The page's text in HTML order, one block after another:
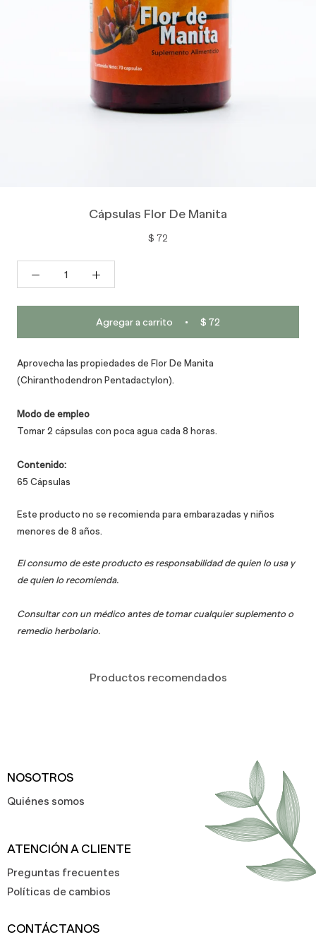
Cápsulas Flor De Manita
$ 72
Agregar a carrito $ 72
Aprovecha las propiedades de Flor De Manita
(Chiranthodendron Pentadactylon).
Modo de empleo
Tomar 2 cápsulas con poca agua cada 8 horas.
Contenido:
65 Cápsulas
Este producto no se recomienda para embarazadas y niños
menores de 8 años.
El consumo de este producto es responsabilidad de quien lo usa y
de quien lo recomienda.
Consultar con un médico antes de tomar cualquier suplemento o
remedio herbolario.
Productos recomendados
NOSOTROS
Quiénes somos
ATENCIÓN A CLIENTE
Preguntas frecuentes
Políticas de cambios
CONTÁCTANOS